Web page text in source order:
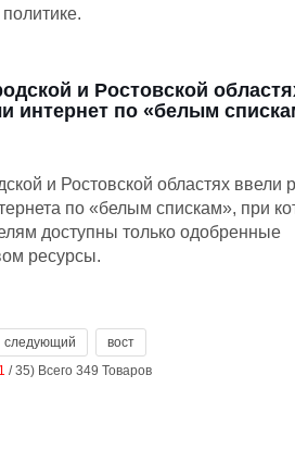
и Ростовской
интернет по «белым
и Ростовской областях ввели
по «белым спискам», при
доступны только одобренные
ресурсы.
следующий
вост
1 / 35) Всего 349 Товаров